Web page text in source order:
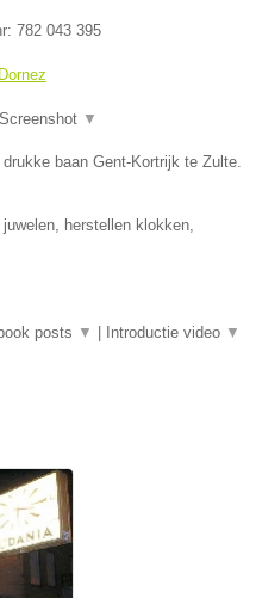
782 043 395
Screenshot ▼
baan Gent-Kortrijk te Zulte.
herstellen klokken,
posts ▼ Introductie video ▼